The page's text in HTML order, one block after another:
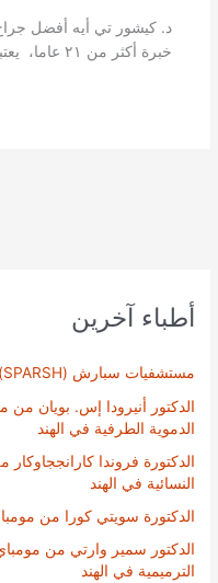
أطباء آخرين
مستشفيات سبارش (SPARSH) في مدينة بنجالور
الدكتور أنيرودا إس. بويان
الدموية الطرفية في الهند
الدكتورة فروندا
النسائية في الهند
الدكتورة سويتي كورا من
الدكتور سمير وارتي من
الترميمية في الهند
د. كيشور تي أيه أفضل
خبرة أكثر من ٢١ عاما، يعتبر الدكتور كيشور من […]